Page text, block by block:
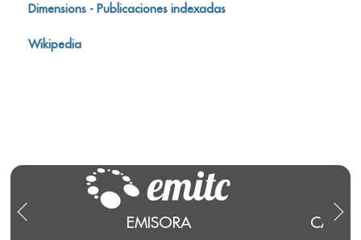
EMISORA
Dimensions - Publicaciones indexadas
Wikipedia